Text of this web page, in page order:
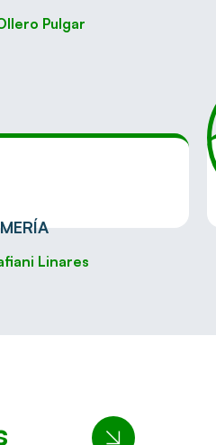
Pulgar
Linares